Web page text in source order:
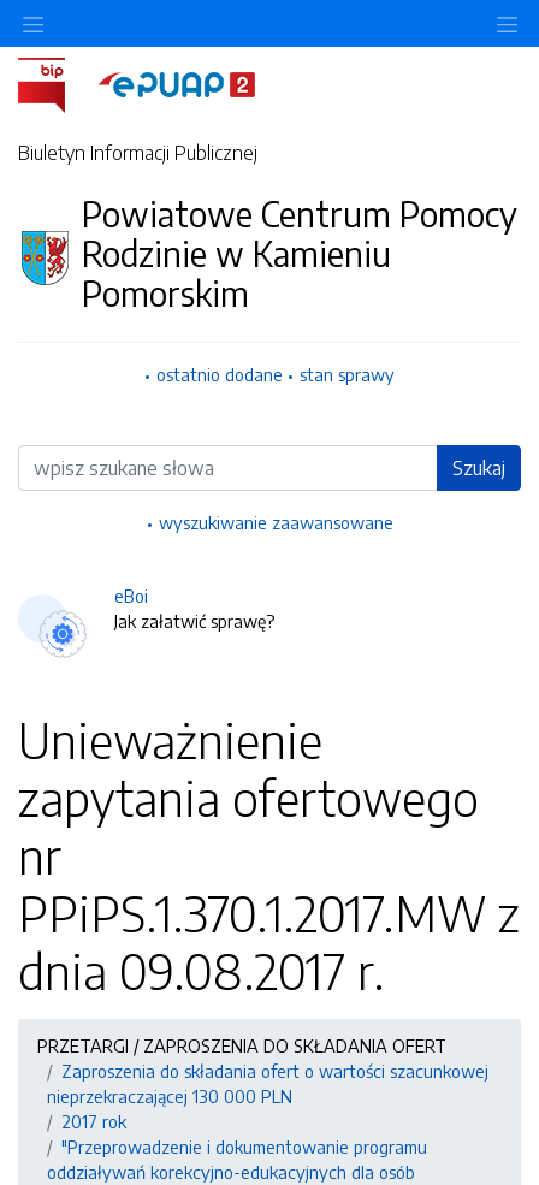
Biuletyn Informacji Publicznej
Powiatowe Centrum Pomocy
Rodzinie w Kamieniu
Pomorskim
ostatnio dodane stan sprawy
Wyszukiwarka Szukaj
wyszukiwanie zaawansowane
eBoi
Jak załatwić sprawę?
Unieważnienie
zapytania ofertowego
nr
PPiPS.1.370.1.2017.MW z
dnia 09.08.2017 r.
PRZETARGI / ZAPROSZENIA DO SKŁADANIA OFERT
Zaproszenia do składania ofert o wartości szacunkowej
nieprzekraczającej 130 000 PLN
2017 rok
"Przeprowadzenie i dokumentowanie programu
oddziaływań korekcyjno-edukacyjnych dla osób